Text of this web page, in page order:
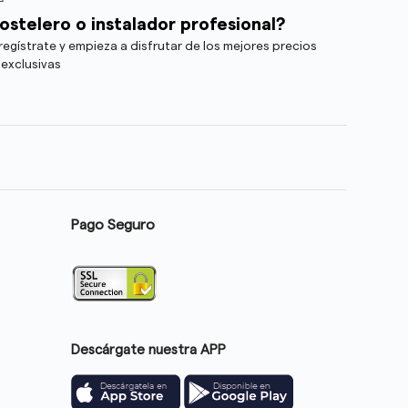
o instalador profesional?
y empieza a disfrutar de los mejores precios
Pago Seguro
Descárgate nuestra APP